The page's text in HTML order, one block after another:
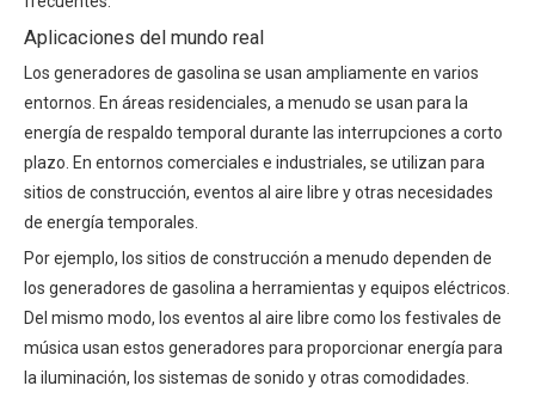
Aplicaciones del mundo real
Los generadores de gasolina se usan ampliamente en varios
entornos. En áreas residenciales, a menudo se usan para la
energía de respaldo temporal durante las interrupciones a corto
plazo. En entornos comerciales e industriales, se utilizan para
sitios de construcción, eventos al aire libre y otras necesidades
de energía temporales.
Por ejemplo, los sitios de construcción a menudo dependen de
los generadores de gasolina a herramientas y equipos eléctricos.
Del mismo modo, los eventos al aire libre como los festivales de
música usan estos generadores para proporcionar energía para
la iluminación, los sistemas de sonido y otras comodidades.